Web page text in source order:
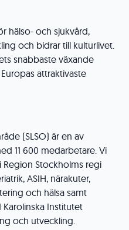
hälso- och sjukvård,
och bidrar till kulturlivet.
snabbaste växande
attraktivaste
(SLSO) är en av
11 600 medarbetare. Vi
Stockholms regi
ASIH, närakuter,
och hälsa samt
Institutet
och utveckling.